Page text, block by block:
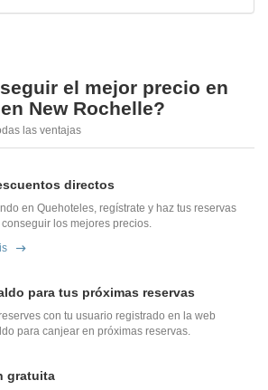
el mejor precio en
New Rochelle?
las ventajas
directos
en Quehoteles, regístrate y haz tus reservas
los mejores precios.
para tus próximas reservas
con tu usuario registrado en la web
para canjear en próximas reservas.
gratuita